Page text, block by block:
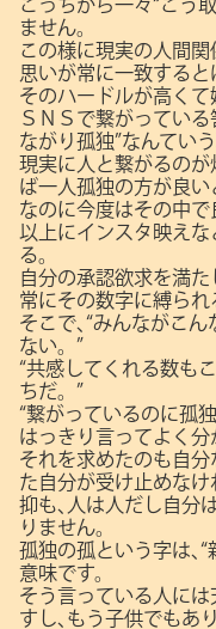
こっちから一々“こう
ません。
この様に現実の人間
思いが常に一致すると
そのハードルが高くて
ＳＮＳで繋がっている
ながり孤独”なんてい
現実に人と繋がるのが
ば一人孤独の方が良い
なのに今度はその中で
以上にインスタ映え
る。
自分の承認欲求を満た
常にその数字に縛られ
そこで､“みんながこ
ない。”
“共感してくれる数も
ちだ。”
“繋がっているのに孤
はっきり言ってよく分
それを求めたのも自分
た自分が受け止めなけ
抑も､人は人だし自分
りません。
孤独の孤という字は､“
意味です。
そう言っている人に
すし､もう子供でもあ